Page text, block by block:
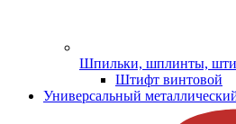
Шпильки, шплинты,
Штифт винтовой
Универсальный